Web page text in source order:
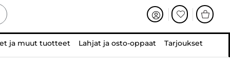
ja muut tuotteet Lahjat ja osto-oppaat Tarjoukset